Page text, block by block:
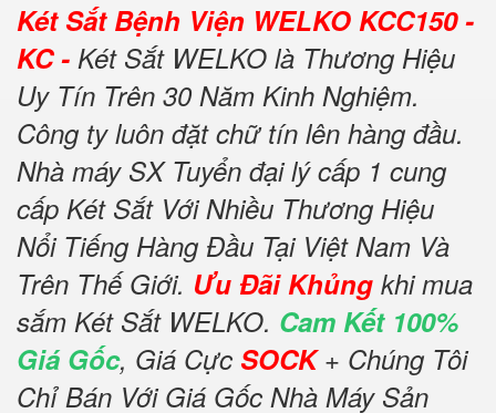
Két Sắt Bệnh Viện WELKO KCC150 -
KC - Két Sắt WELKO là Thương Hiệu
Uy Tín Trên 30 Năm Kinh Nghiệm.
Công ty luôn đặt chữ tín lên hàng đầu.
Nhà máy SX Tuyển đại lý cấp 1 cung
cấp Két Sắt Với Nhiều Thương Hiệu
Nổi Tiếng Hàng Đầu Tại Việt Nam Và
Trên Thế Giới. Ưu Đãi Khủng khi mua
sắm Két Sắt WELKO. Cam Kết 100%
Giá Gốc, Giá Cực SOCK+ Chúng Tôi
Chỉ Bán Với Giá Gốc Nhà Máy Sản